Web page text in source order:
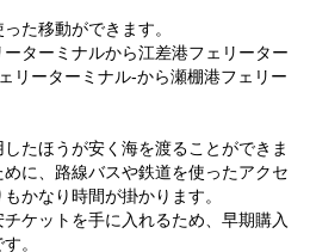
た移動ができます。
ターミナルから江差港フェリーター
リーターミナル-から瀬棚港フェリー
したほうが安く海を渡ることができま
に、路線バスや鉄道を使ったアクセ
かなり時間が掛かります。
ケットを手に入れるため、早期購入
。